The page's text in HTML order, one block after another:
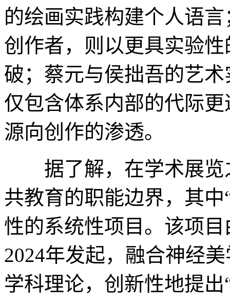
的绘画实践构建个人语
创作者，则以更具实验
破；蔡元与侯拙吾的艺
仅包含体系内部的代际
源向创作的渗透。
据了解，在学术展览
共教育的职能边界，其
性的系统性项目。该项
2024年发起，融合神经
学科理论，创新性地提